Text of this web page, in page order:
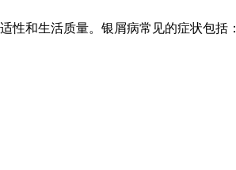
性和生活质量。银屑病常见的症状包括：